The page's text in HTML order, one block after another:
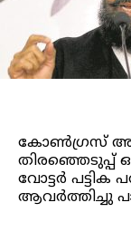
കോൺഗ്രസ്
തിരഞ്ഞെടുപ്പ്
വോട്ടർ പട്ടിക
ആവർത്തിച്ചു